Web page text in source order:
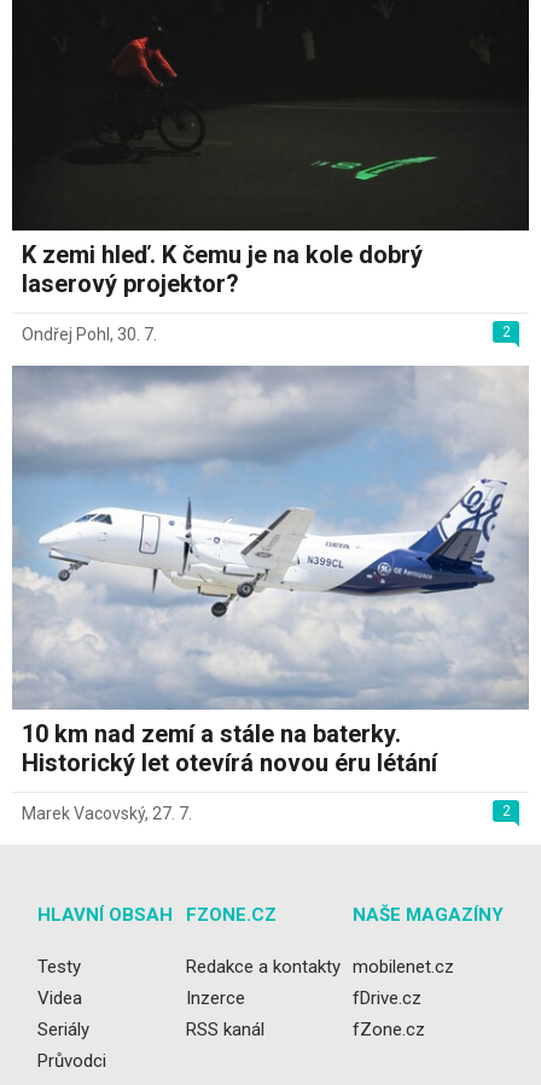
K zemi hleď. K čemu je na kole dobrý
laserový projektor?
2
Ondřej Pohl , 30. 7.
10 km nad zemí a stále na baterky.
Historický let otevírá novou éru létání
2
Marek Vacovský, 27. 7.
HLAVNÍ OBSAH
Testy
Videa
Seriály
Průvodci
FZONE.CZ
Redakce a kontakty
Inzerce
RSS kanál
NAŠE MAGAZÍNY
mobilenet.cz
fDrive.cz
fZone.cz